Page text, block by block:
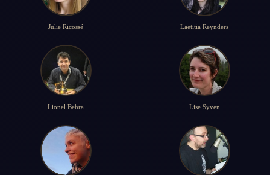
Julie Ricossé Laetitia Reynders
Lionel Behra Lise Syven